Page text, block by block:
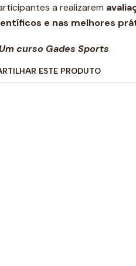
a realizarem
e nas melhores
curso Gades Sports
ESTE PRODUTO